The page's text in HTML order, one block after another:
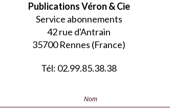
Publications Véron & Cie
Service abonnements
42 rue d'Antrain
35700 Rennes (France)
Tél: 02.99.85.38.38